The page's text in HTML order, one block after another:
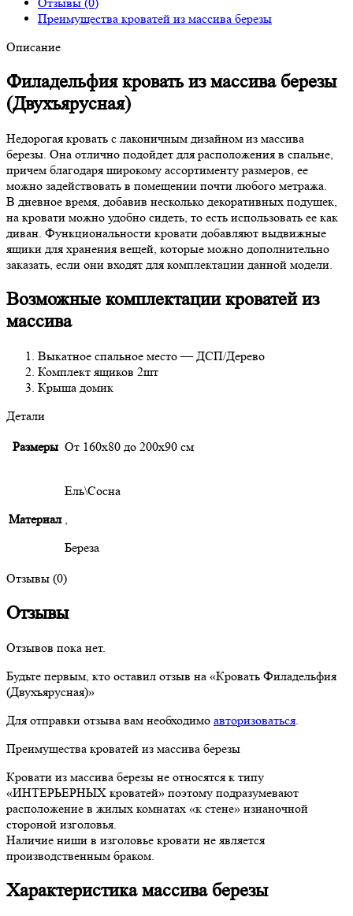
Преимущества кроватей из массива березы
Описание
Филадельфия кровать из массива березы
(Двухъярусная)
Недорогая кровать с лаконичным дизайном из массива
березы. Она отлично подойдет для расположения в спальне,
причем благодаря широкому ассортименту размеров, ее
можно задействовать в помещении почти любого метража.
В дневное время, добавив несколько декоративных подушек,
на кровати можно удобно сидеть, то есть использовать ее как
диван. Функциональности кровати добавляют выдвижные
ящики для хранения вещей, которые можно дополнительно
заказать, если они входят для комплектации данной модели.
Возможные комплектации кроватей из
массива
Выкатное спальное место — ДСП/Дерево
Комплект ящиков 2шт
Крыша домик
Детали
Размеры От 160х80 до 200х90 см
Материал
Ель\Сосна
,
Береза
Отзывы (0)
Отзывы
Отзывов пока нет.
Будьте первым, кто оставил отзыв на «Кровать Филадельфия
(Двухъярусная)»
Для отправки отзыва вам необходимо авторизоваться
Преимущества кроватей из массива березы
Кровати из массива березы не относятся к типу
«ИНТЕРЬЕРНЫХ кроватей» поэтому подразумевают
расположение в жилых комнатах «к стене» изнаночной
стороной изголовья.
Наличие ниши в изголовье кровати не является
производственным браком.
Характеристика массива березы